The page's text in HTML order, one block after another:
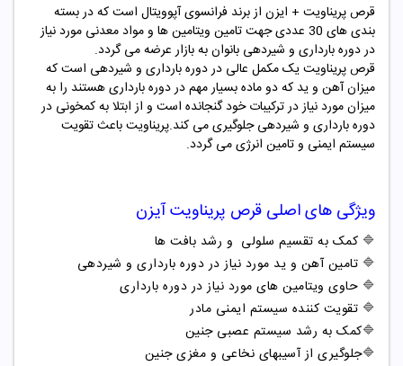
قرص پریناویت + ایزن از برند فرانسوی آپوویتال است که در بسته
بندی های 30 عددی جهت تامین ویتامین ها و مواد معدنی مورد نیاز
در دوره بارداری و شیردهی بانوان به بازار عرضه می گردد.
قرص پریناویت یک مکمل عالی در دوره بارداری و شیردهی است که
میزان آهن و ید که دو ماده بسیار مهم در دوره بارداری هستند را به
میزان مورد نیاز در ترکیبات خود گنجانده است و از ابتلا به کمخونی در
دوره بارداری و شیردهی جلوگیری می کند.پریناویت باعث تقویت
سیستم ایمنی و تامین انرژی می گردد.
ویژگی های اصلی قرص پریناویت آیزن
🔷 کمک به تقسیم سلولی و رشد بافت ها
🔷 تامین آهن و ید مورد نیاز در دوره بارداری و شیردهی
🔷 حاوی ویتامین های مورد نیاز در دوره بارداری
🔷 تقویت کننده سیستم ایمنی مادر
🔷کمک به رشد سیستم عصبی جنین
🔷جلوگیری از آسیبهای نخاعی و مغزی جنین